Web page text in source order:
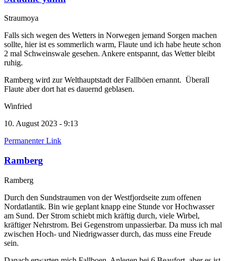
Straumoya
Falls sich wegen des Wetters in Norwegen jemand Sorgen machen
sollte, hier ist es sommerlich warm, Flaute und ich habe heute schon
2 mal Schweinswale gesehen. Ankere entspannt, das Wetter bleibt
ruhig.
Ramberg wird zur Welthauptstadt der Fallböen ernannt. Überall
Flaute aber dort hat es dauernd geblasen.
Winfried
10. August 2023 - 9:13
Permanenter Link
Ramberg
Ramberg
Durch den Sundstraumen von der Westfjordseite zum offenen
Nordatlantik. Bin wie geplant knapp eine Stunde vor Hochwasser
am Sund. Der Strom schiebt mich kräftig durch, viele Wirbel,
kräftiger Nehrstrom. Bei Gegenstrom unpassierbar. Da muss ich mal
zwischen Hoch- und Niedrigwasser durch, das muss eine Freude
sein.